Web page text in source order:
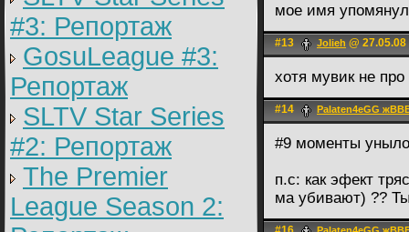
#3: Репортаж
GosuLeague #3:
Репортаж
SLTV Star Series
#2: Репортаж
The Premier
League Season 2:
мое имя
#13 Jolieh @
хотя мувик не
#14 Palaten4eGG
#9 моменты
п.с: как эфект
ма убивают) ??